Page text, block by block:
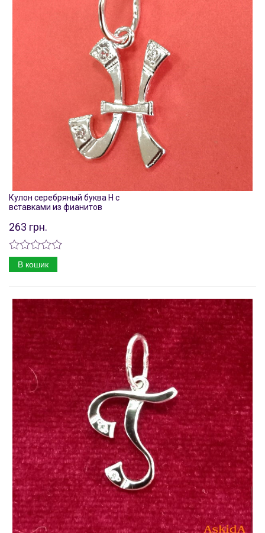
Кулон серебряный буква Н с
вставками из фианитов
263 грн.
В кошик